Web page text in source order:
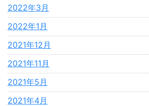
2022年3月
2022年1月
2021年12月
2021年11月
2021年5月
2021年4月